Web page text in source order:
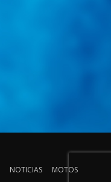
NOTICIAS
MOTOS